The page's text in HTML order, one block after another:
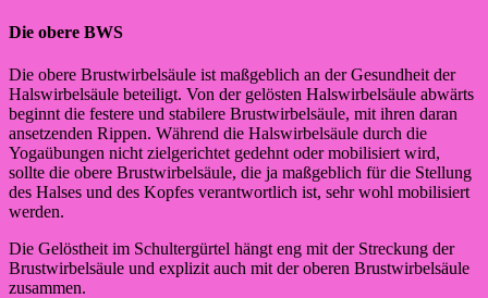
Die obere BWS
Die obere Brustwirbelsäule ist maßgeblich an der Gesundheit der
Halswirbelsäule beteiligt. Von der gelösten Halswirbelsäule abwärts
beginnt die festere und stabilere Brustwirbelsäule, mit ihren daran
ansetzenden Rippen. Während die Halswirbelsäule durch die
Yogaübungen nicht zielgerichtet gedehnt oder mobilisiert wird,
sollte die obere Brustwirbelsäule, die ja maßgeblich für die Stellung
des Halses und des Kopfes verantwortlich ist, sehr wohl mobilisiert
werden.
Die Gelöstheit im Schultergürtel hängt eng mit der Streckung der
Brustwirbelsäule und explizit auch mit der oberen Brustwirbelsäule
zusammen.